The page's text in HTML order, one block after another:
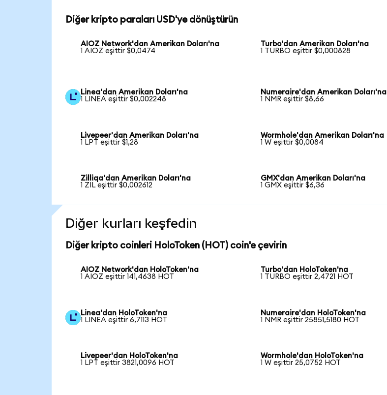
Diğer kripto paraları USD'ye dönüştürün
AIOZ Network'dan Amerikan Doları'na
1 AIOZ eşittir $0,0474
Turbo'dan Amerikan Doları'na
1 TURBO eşittir $0,000828
Linea'dan Amerikan Doları'na
1 LINEA eşittir $0,002248
Numeraire'dan Amerikan Doları'na
1 NMR eşittir $8,66
Livepeer'dan Amerikan Doları'na
1 LPT eşittir $1,28
Wormhole'dan Amerikan Doları'na
1 W eşittir $0,0084
Zilliqa'dan Amerikan Doları'na
1 ZIL eşittir $0,002612
GMX'dan Amerikan Doları'na
1 GMX eşittir $6,36
Diğer kurları keşfedin
Diğer kripto coinleri HoloToken (HOT) coin'e çevirin
AIOZ Network'dan HoloToken'na
1 AIOZ eşittir 141,4638 HOT
Turbo'dan HoloToken'na
1 TURBO eşittir 2,4721 HOT
Linea'dan HoloToken'na
1 LINEA eşittir 6,7113 HOT
Numeraire'dan HoloToken'na
1 NMR eşittir 25851,5180 HOT
Livepeer'dan HoloToken'na
1 LPT eşittir 3821,0096 HOT
Wormhole'dan HoloToken'na
1 W eşittir 25,0752 HOT